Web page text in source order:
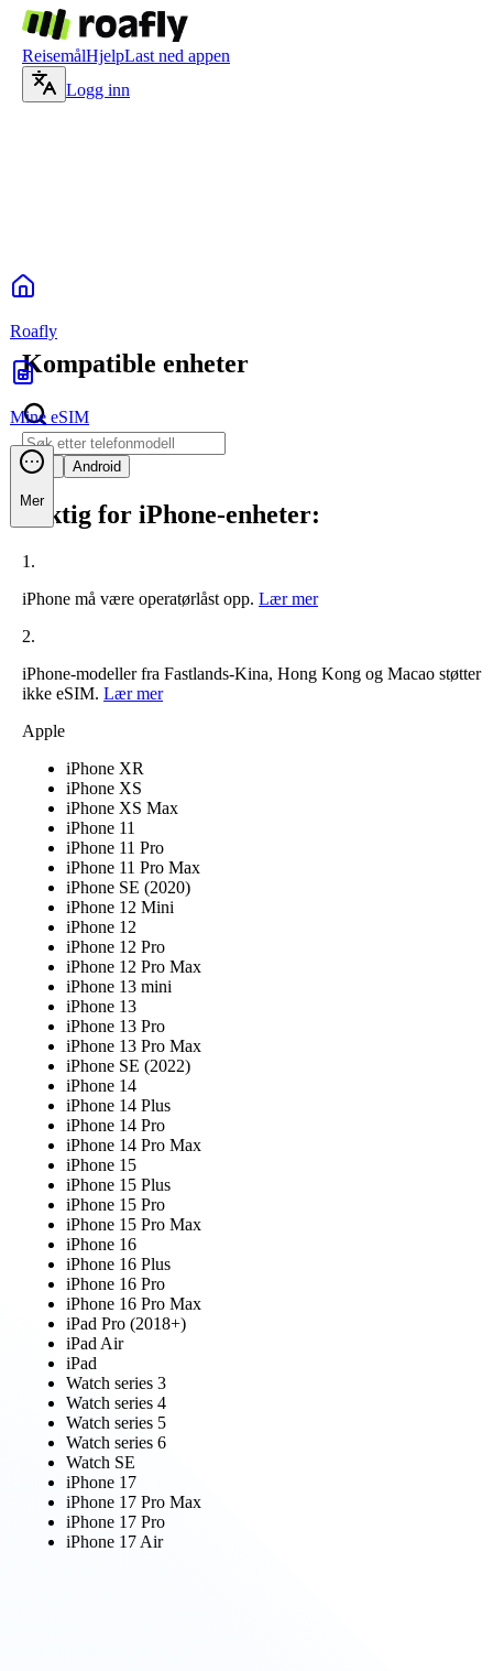
ReisemålHjelpLast ned appen
Logg inn
Roafly
Mine eSIM
Mer
Kompatible enheter
iOS Android
Viktig for iPhone-enheter:
1.
iPhone må være operatørlåst opp. Lær mer
2.
iPhone-modeller fra Fastlands-Kina, Hong Kong og Macao støtter
ikke eSIM. Lær mer
Apple
iPhone XR
iPhone XS
iPhone XS Max
iPhone 11
iPhone 11 Pro
iPhone 11 Pro Max
iPhone SE (2020)
iPhone 12 Mini
iPhone 12
iPhone 12 Pro
iPhone 12 Pro Max
iPhone 13 mini
iPhone 13
iPhone 13 Pro
iPhone 13 Pro Max
iPhone SE (2022)
iPhone 14
iPhone 14 Plus
iPhone 14 Pro
iPhone 14 Pro Max
iPhone 15
iPhone 15 Plus
iPhone 15 Pro
iPhone 15 Pro Max
iPhone 16
iPhone 16 Plus
iPhone 16 Pro
iPhone 16 Pro Max
iPad Pro (2018+)
iPad Air
iPad
Watch series 3
Watch series 4
Watch series 5
Watch series 6
Watch SE
iPhone 17
iPhone 17 Pro Max
iPhone 17 Pro
iPhone 17 Air